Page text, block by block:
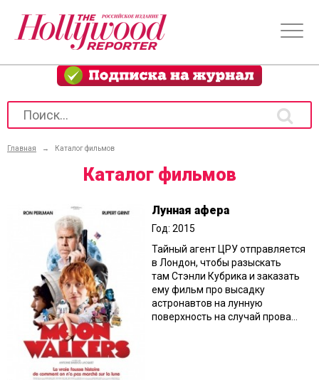
Главная → Каталог фильмов
Каталог фильмов
Лунная афера
Год: 2015
Тайный агент ЦРУ отправляется
в Лондон, чтобы разыскать
там Стэнли Кубрика и заказать
ему фильм про высадку
астронавтов на лунную
поверхность на случай прова...